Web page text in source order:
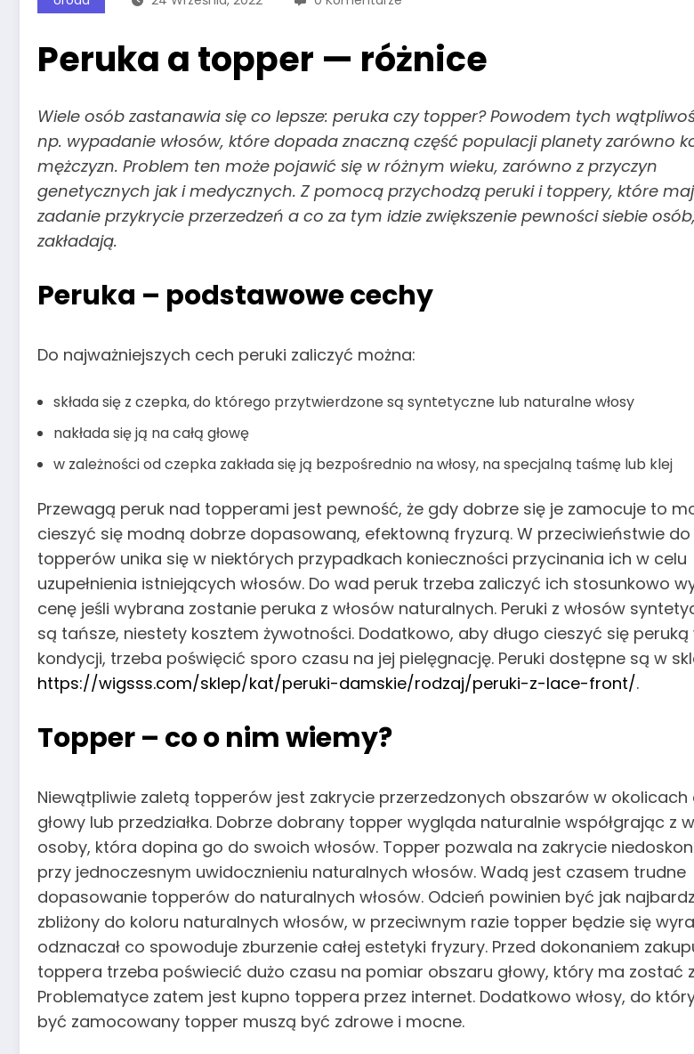
Peruka a topper — różnice
Wiele osób zastanawia się co lepsze: peruka czy topper? Powodem tych
np. wypadanie włosów, które dopada znaczną część populacji planety zarówno
mężczyzn. Problem ten może pojawić się w różnym wieku, zarówno z przyczyn
genetycznych jak i medycznych. Z pomocą przychodzą peruki i toppery, które
zadanie przykrycie przerzedzeń a co za tym idzie zwiększenie pewności siebie
zakładają.
Peruka – podstawowe cechy
Do najważniejszych cech peruki zaliczyć można:
składa się z czepka, do którego przytwierdzone są syntetyczne lub naturalne włosy
nakłada się ją na całą głowę
w zależności od czepka zakłada się ją bezpośrednio na włosy, na specjalną taśmę lub klej
Przewagą peruk nad topperami jest pewność, że gdy dobrze się je zamocuje to
cieszyć się modną dobrze dopasowaną, efektowną fryzurą. W przeciwieństwie do
topperów unika się w niektórych przypadkach konieczności przycinania ich w celu
uzupełnienia istniejących włosów. Do wad peruk trzeba zaliczyć ich stosunkowo
cenę jeśli wybrana zostanie peruka z włosów naturalnych. Peruki z włosów
są tańsze, niestety kosztem żywotności. Dodatkowo, aby długo cieszyć się
kondycji, trzeba poświęcić sporo czasu na jej pielęgnację. Peruki dostępne są w
https://wigsss.com/sklep/kat/peruki-damskie/rodzaj/peruki-z-lace-front/.
Topper – co o nim wiemy?
Niewątpliwie zaletą topperów jest zakrycie przerzedzonych obszarów w okolicach
głowy lub przedziałka. Dobrze dobrany topper wygląda naturalnie współgrając z
osoby, która dopina go do swoich włosów. Topper pozwala na zakrycie
przy jednoczesnym uwidocznieniu naturalnych włosów. Wadą jest czasem trudne
dopasowanie topperów do naturalnych włosów. Odcień powinien być jak
zbliżony do koloru naturalnych włosów, w przeciwnym razie topper będzie się
odznaczał co spowoduje zburzenie całej estetyki fryzury. Przed dokonaniem
toppera trzeba poświecić dużo czasu na pomiar obszaru głowy, który ma zostać
Problematyce zatem jest kupno toppera przez internet. Dodatkowo włosy, do
być zamocowany topper muszą być zdrowe i mocne.